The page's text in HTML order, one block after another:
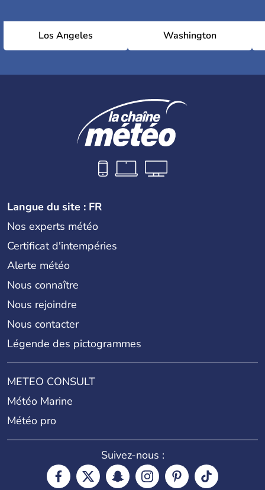
Los Angeles Washington
Langue du site : FR
Nos experts météo
Certificat d'intempéries
Alerte météo
Nous connaître
Nous rejoindre
Nous contacter
Légende des pictogrammes
METEO CONSULT
Météo Marine
Météo pro
Suivez-nous :